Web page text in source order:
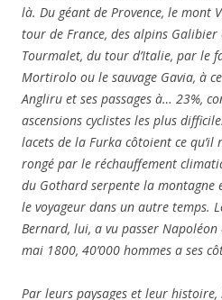
là. Du géant de Provence, le mont
tour de France, des alpins Galibier
Tourmalet, du tour d’Italie, par le
Mortirolo ou le sauvage Gavia, à
Angliru et ses passages à… 23%,
ascensions cyclistes les plus
lacets de la Furka côtoient ce qu’il
rongé par le réchauffement
du Gothard serpente la montagne
le voyageur dans un autre temps.
Bernard, lui, a vu passer
mai 1800, 40’000 hommes a ses
Par leurs paysages et leur